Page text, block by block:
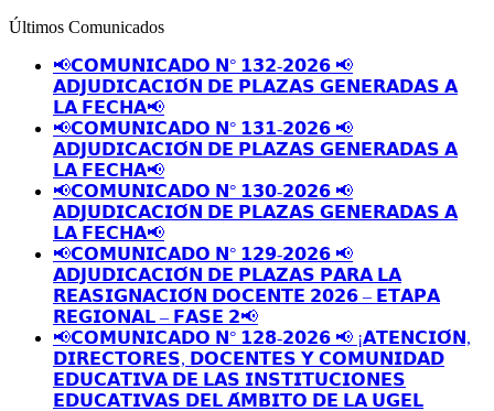
Últimos Comunicados
📢𝗖𝗢𝗠𝗨𝗡𝗜𝗖𝗔𝗗𝗢 𝗡° 𝟭𝟯𝟮-𝟮𝟬𝟮𝟲 📢
𝗔𝗗𝗝𝗨𝗗𝗜𝗖𝗔𝗖𝗜𝗢́𝗡 𝗗𝗘 𝗣𝗟𝗔𝗭𝗔𝗦 𝗚𝗘𝗡𝗘𝗥𝗔𝗗𝗔𝗦 𝗔
𝗟𝗔 𝗙𝗘𝗖𝗛𝗔📢
📢𝗖𝗢𝗠𝗨𝗡𝗜𝗖𝗔𝗗𝗢 𝗡° 𝟭𝟯𝟭-𝟮𝟬𝟮𝟲 📢
𝗔𝗗𝗝𝗨𝗗𝗜𝗖𝗔𝗖𝗜𝗢́𝗡 𝗗𝗘 𝗣𝗟𝗔𝗭𝗔𝗦 𝗚𝗘𝗡𝗘𝗥𝗔𝗗𝗔𝗦 𝗔
𝗟𝗔 𝗙𝗘𝗖𝗛𝗔📢
📢𝗖𝗢𝗠𝗨𝗡𝗜𝗖𝗔𝗗𝗢 𝗡° 𝟭𝟯𝟬-𝟮𝟬𝟮𝟲 📢
𝗔𝗗𝗝𝗨𝗗𝗜𝗖𝗔𝗖𝗜𝗢́𝗡 𝗗𝗘 𝗣𝗟𝗔𝗭𝗔𝗦 𝗚𝗘𝗡𝗘𝗥𝗔𝗗𝗔𝗦 𝗔
𝗟𝗔 𝗙𝗘𝗖𝗛𝗔📢
📢𝗖𝗢𝗠𝗨𝗡𝗜𝗖𝗔𝗗𝗢 𝗡° 𝟭𝟮𝟵-𝟮𝟬𝟮𝟲 📢
𝗔𝗗𝗝𝗨𝗗𝗜𝗖𝗔𝗖𝗜𝗢́𝗡 𝗗𝗘 𝗣𝗟𝗔𝗭𝗔𝗦 𝗣𝗔𝗥𝗔 𝗟𝗔
𝗥𝗘𝗔𝗦𝗜𝗚𝗡𝗔𝗖𝗜𝗢́𝗡 𝗗𝗢𝗖𝗘𝗡𝗧𝗘 𝟮𝟬𝟮𝟲 – 𝗘𝗧𝗔𝗣𝗔
𝗥𝗘𝗚𝗜𝗢𝗡𝗔𝗟 – 𝗙𝗔𝗦𝗘 𝟮📢
📢𝗖𝗢𝗠𝗨𝗡𝗜𝗖𝗔𝗗𝗢 𝗡° 𝟭𝟮𝟴-𝟮𝟬𝟮𝟲 📢 ¡𝗔𝗧𝗘𝗡𝗖𝗜𝗢́𝗡,
𝗗𝗜𝗥𝗘𝗖𝗧𝗢𝗥𝗘𝗦, 𝗗𝗢𝗖𝗘𝗡𝗧𝗘𝗦 𝗬 𝗖𝗢𝗠𝗨𝗡𝗜𝗗𝗔𝗗
𝗘𝗗𝗨𝗖𝗔𝗧𝗜𝗩𝗔 𝗗𝗘 𝗟𝗔𝗦 𝗜𝗡𝗦𝗧𝗜𝗧𝗨𝗖𝗜𝗢𝗡𝗘𝗦
𝗘𝗗𝗨𝗖𝗔𝗧𝗜𝗩𝗔𝗦 𝗗𝗘𝗟 𝗔́𝗠𝗕𝗜𝗧𝗢 𝗗𝗘 𝗟𝗔 𝗨𝗚𝗘𝗟